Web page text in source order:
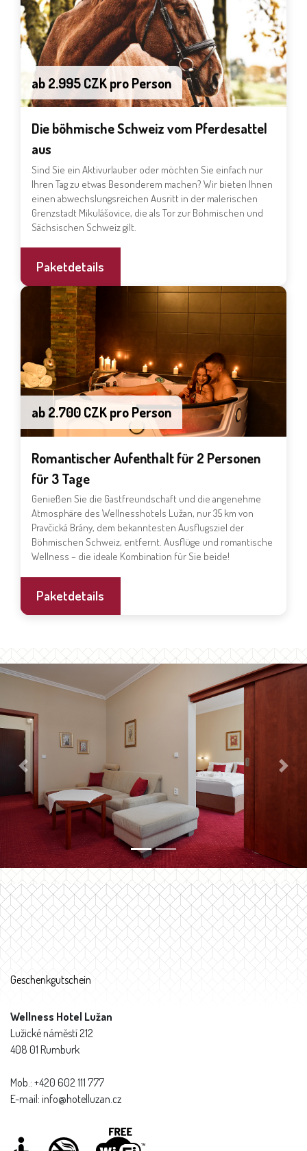
Die böhmische Schweiz vom Pferdesattel
aus
Sind Sie ein Aktivurlauber oder möchten Sie einfach nur
Ihren Tag zu etwas Besonderem machen? Wir bieten Ihnen
einen abwechslungsreichen Ausritt in der malerischen
Grenzstadt Mikulášovice, die als Tor zur Böhmischen und
Sächsischen Schweiz gilt.
ab 2.995 CZK pro Person
Paketdetails
Romantischer Aufenthalt für 2 Personen
für 3 Tage
Genießen Sie die Gastfreundschaft und die angenehme
Atmosphäre des Wellnesshotels Lužan, nur 35 km von
Pravčická Brány, dem bekanntesten Ausflugsziel der
Böhmischen Schweiz, entfernt. Ausflüge und romantische
Wellness – die ideale Kombination für Sie beide!
ab 2.700 CZK pro Person
Paketdetails
Previous Next
Geschenkgutschein
Wellness Hotel Lužan
Lužické náměstí 212
408 01 Rumburk
Mob.: +420 602 111 777
E-mail: info@hotelluzan.cz